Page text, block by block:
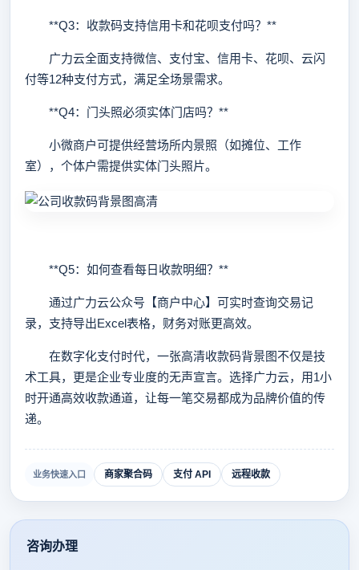
**Q3：收款码支持信用卡和花呗支付吗？**
广力云全面支持微信、支付宝、信用卡、花呗、云闪
付等12种支付方式，满足全场景需求。
**Q4：门头照必须实体门店吗？**
小微商户可提供经营场所内景照（如摊位、工作
室），个体户需提供实体门头照片。
**Q5：如何查看每日收款明细？**
通过广力云公众号【商户中心】可实时查询交易记
录，支持导出Excel表格，财务对账更高效。
在数字化支付时代，一张高清收款码背景图不仅是技
术工具，更是企业专业度的无声宣言。选择广力云，用1小
时开通高效收款通道，让每一笔交易都成为品牌价值的传
递。
业务快速入口 商家聚合码 支付 API 远程收款
咨询办理